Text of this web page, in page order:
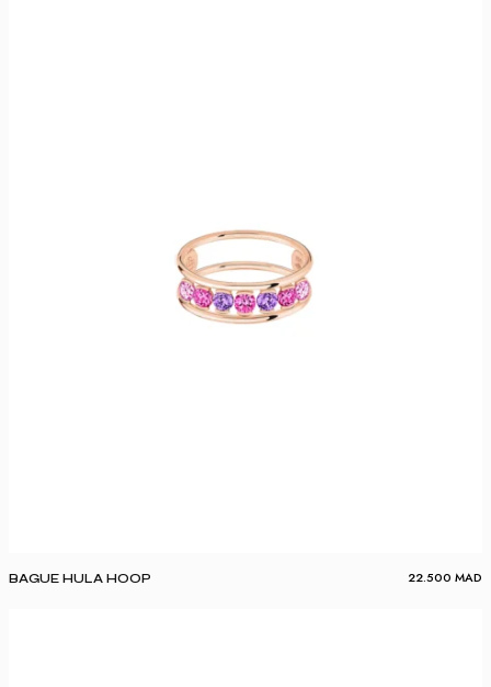
BAGUE HULA HOOP 22.500 MAD